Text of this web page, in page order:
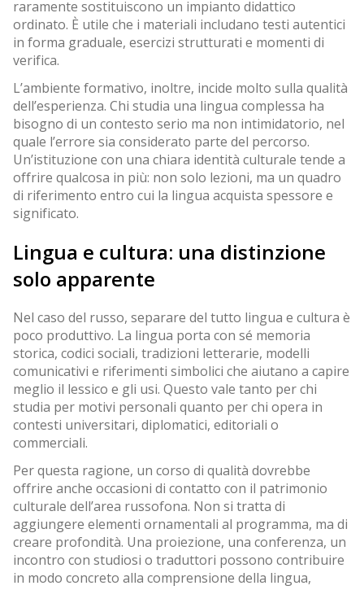
raramente sostituiscono un impianto didattico
ordinato. È utile che i materiali includano testi autentici
in forma graduale, esercizi strutturati e momenti di
verifica.
L’ambiente formativo, inoltre, incide molto sulla qualità
dell’esperienza. Chi studia una lingua complessa ha
bisogno di un contesto serio ma non intimidatorio, nel
quale l’errore sia considerato parte del percorso.
Un’istituzione con una chiara identità culturale tende a
offrire qualcosa in più: non solo lezioni, ma un quadro
di riferimento entro cui la lingua acquista spessore e
significato.
Lingua e cultura: una distinzione
solo apparente
Nel caso del russo, separare del tutto lingua e cultura è
poco produttivo. La lingua porta con sé memoria
storica, codici sociali, tradizioni letterarie, modelli
comunicativi e riferimenti simbolici che aiutano a capire
meglio il lessico e gli usi. Questo vale tanto per chi
studia per motivi personali quanto per chi opera in
contesti universitari, diplomatici, editoriali o
commerciali.
Per questa ragione, un corso di qualità dovrebbe
offrire anche occasioni di contatto con il patrimonio
culturale dell’area russofona. Non si tratta di
aggiungere elementi ornamentali al programma, ma di
creare profondità. Una proiezione, una conferenza, un
incontro con studiosi o traduttori possono contribuire
in modo concreto alla comprensione della lingua,